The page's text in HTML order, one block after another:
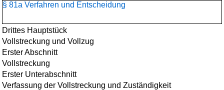
§ 81a Verfahren und Entscheidung
Drittes Hauptstück
Vollstreckung und Vollzug
Erster Abschnitt
Vollstreckung
Erster Unterabschnitt
Verfassung der Vollstreckung und Zuständigkeit